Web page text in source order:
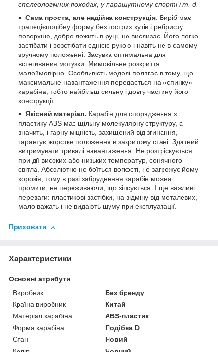
спелеологічних походах, у парашутному спорті і т. д.
Сама проста, але надійна конструкція. Виріб має
трапецієподібну форму без гострих кутів і ребристу
поверхню, добре лежить в руці, не вислизає. Його легко
застібати і розстібати однією рукою і навіть не в самому
зручному положенні. Засувка оптимальна для
встегивания мотузки. Мимовільне розкриття
малоймовірно. Особливість моделі полягає в тому, що
максимальне навантаження передається на «спинку»
карабіна, тобто найбільш сильну і довгу частину його
конструкції.
Якісний матеріал. Карабін для спорядження з
пластику ABS має щільну молекулярну структуру, а
значить, і гарну міцність, захищений від згинання,
гарантує жорстке положення в закритому стані. Здатний
витримувати тривалі навантаження. Не розтріскується
при дії високих або низьких температур, сонячного
світла. Абсолютно не боїться вогкості, не загрожує йому
корозія, тому в разі забруднення карабін можна
промити, не переживаючи, що зіпсується. І ще важливі
переваги: пластикові застібки, на відміну від металевих,
мало важать і не видають шуму при експлуатації.
Приховати
Характеристики
Основні атрибути
Виробник
Без бренду
Країна виробник
Китай
Матеріал карабіна
ABS-пластик
Форма карабіна
Подібна D
Стан
Новий